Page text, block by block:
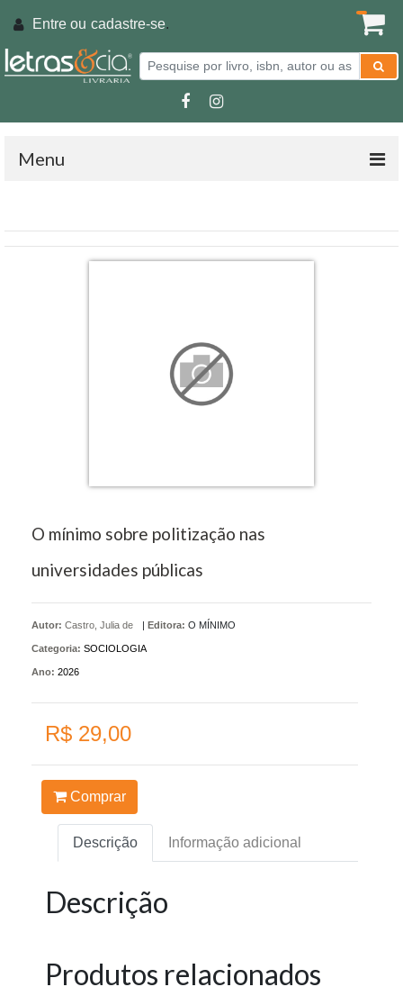
Entre ou cadastre-se.
Menu
O mínimo sobre politização nas
universidades públicas
Autor: Castro, Julia de | Editora: O MÍNIMO
Categoria: SOCIOLOGIA
Ano: 2026
R$ 29,00
Comprar
Descrição Informação adicional
Descrição
Produtos relacionados